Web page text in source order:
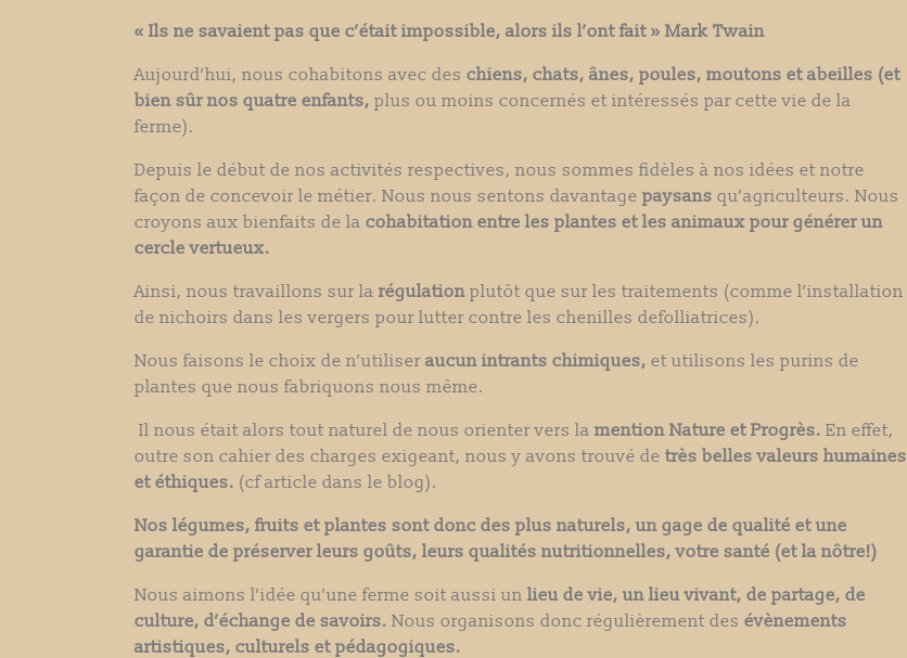
« Ils ne savaient pas que c’était impossible, alors ils l’ont fait » Mark Twain
Aujourd’hui, nous cohabitons avec des chiens, chats, ânes, poules, moutons et abeilles (et
bien sûr nos quatre enfants, plus ou moins concernés et intéressés par cette vie de la
ferme).
Depuis le début de nos activités respectives, nous sommes fidèles à nos idées et notre
façon de concevoir le métier. Nous nous sentons davantage paysans qu’agriculteurs. Nous
croyons aux bienfaits de la cohabitation entre les plantes et les animaux pour générer un
cercle vertueux.
Ainsi, nous travaillons sur la régulation plutôt que sur les traitements (comme l’installation
de nichoirs dans les vergers pour lutter contre les chenilles defolliatrices).
Nous faisons le choix de n’utiliser aucun intrants chimiques, et utilisons les purins de
plantes que nous fabriquons nous même.
Il nous était alors tout naturel de nous orienter vers la mention Nature et Progrès. En effet,
outre son cahier des charges exigeant, nous y avons trouvé de très belles valeurs humaines
et éthiques. (cf article dans le blog).
Nos légumes, fruits et plantes sont donc des plus naturels, un gage de qualité et une
garantie de préserver leurs goûts, leurs qualités nutritionnelles, votre santé (et la nôtre!)
Nous aimons l’idée qu’une ferme soit aussi un lieu de vie, un lieu vivant, de partage, de
culture, d’échange de savoirs. Nous organisons donc régulièrement des évènements
artistiques, culturels et pédagogiques.